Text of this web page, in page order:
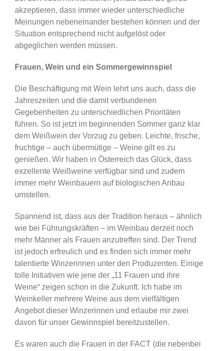
akzeptieren, dass immer wieder unterschiedliche
Meinungen nebeneinander bestehen können und der
Situation entsprechend nicht aufgelöst oder
abgeglichen werden müssen.
Frauen, Wein und ein Sommergewinnspiel
Die Beschäftigung mit Wein lehrt uns auch, dass die
Jahreszeiten und die damit verbundenen
Gegebenheiten zu unterschiedlichen Prioritäten
führen. So ist jetzt im beginnenden Sommer ganz klar
dem Weißwein der Vorzug zu geben. Leichte, frische,
fruchtige – auch übermütige – Weine gilt es zu
genießen. Wir haben in Österreich das Glück, dass
exzellente Weißweine verfügbar sind und zudem
immer mehr Weinbauern auf biologischen Anbau
umstellen.
Spannend ist, dass aus der Tradition heraus – ähnlich
wie bei Führungskräften – im Weinbau derzeit noch
mehr Männer als Frauen anzutreffen sind. Der Trend
ist jedoch erfreulich und es finden sich immer mehr
talentierte Winzerinnen unter den Produzenten. Einige
tolle Initiativen wie jene der „11 Frauen und ihre
Weine“ zeigen schon in die Zukunft. Ich habe im
Weinkeller mehrere Weine aus dem vielfältigen
Angebot dieser Winzerinnen und erlaube mir zwei
davon für unser Gewinnspiel bereitzustellen.
Es waren auch die Frauen in der FACT (die nebenbei